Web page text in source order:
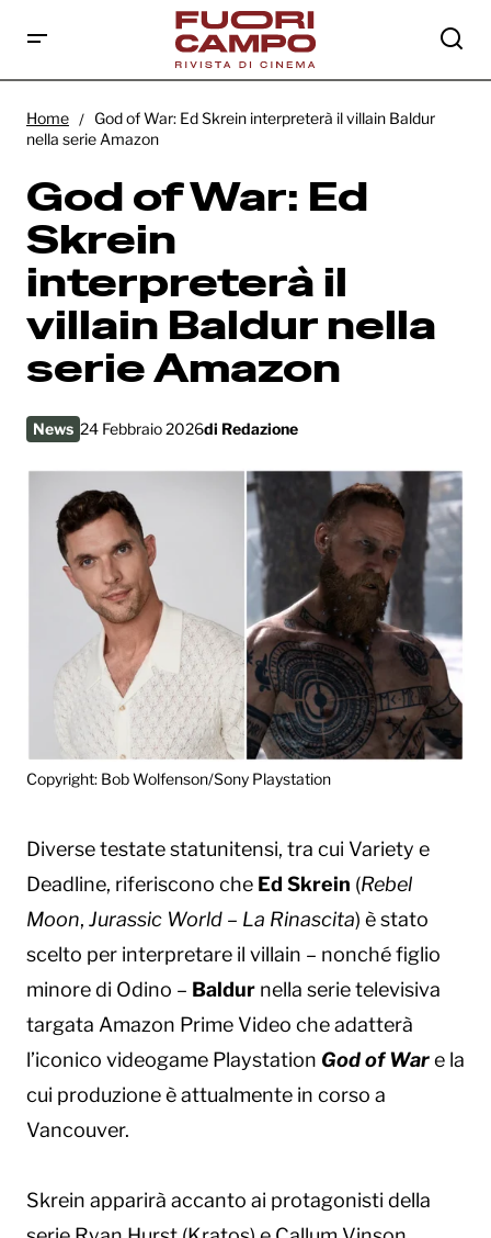
Baldur nella serie Amazon
Home
God of War: Ed Skrein interpreterà il villain Baldur
nella serie Amazon
God of War: Ed
Skrein
interpreterà il
villain Baldur nella
serie Amazon
News 24 Febbraio 2026di Redazione
Copyright: Bob Wolfenson/Sony Playstation
Diverse testate statunitensi, tra cui Variety e
Deadline, riferiscono che Ed Skrein (Rebel
Moon, Jurassic World – La Rinascita) è stato
scelto per interpretare il villain – nonché figlio
minore di Odino – Baldur nella serie televisiva
targata Amazon Prime Video che adatterà
l’iconico videogame Playstation God of Ware la
cui produzione è attualmente in corso a
Vancouver.
Skrein apparirà accanto ai protagonisti della